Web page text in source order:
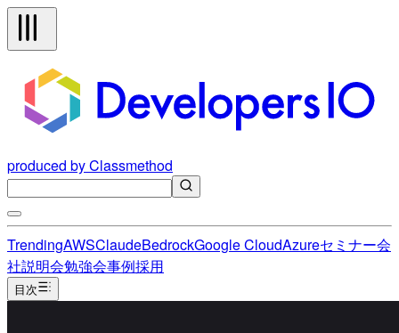
produced by Classmethod
TrendingAWSClaudeBedrockGoogle CloudAzureセミナー会
社説明会勉強会事例採用
目次